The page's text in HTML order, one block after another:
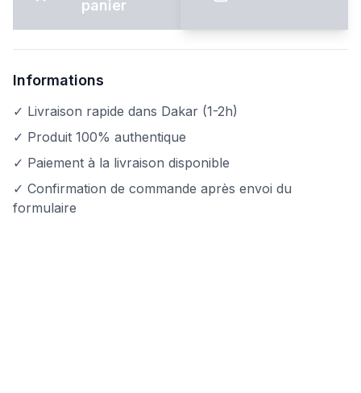
panier
Informations
✓ Livraison rapide dans Dakar (1-2h)
✓ Produit 100% authentique
✓ Paiement à la livraison disponible
✓ Confirmation de commande après envoi du
formulaire